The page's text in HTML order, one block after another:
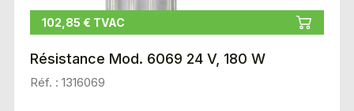
102,85 € TVAC
Résistance Mod. 6069 24 V, 180 W
Réf. : 1316069